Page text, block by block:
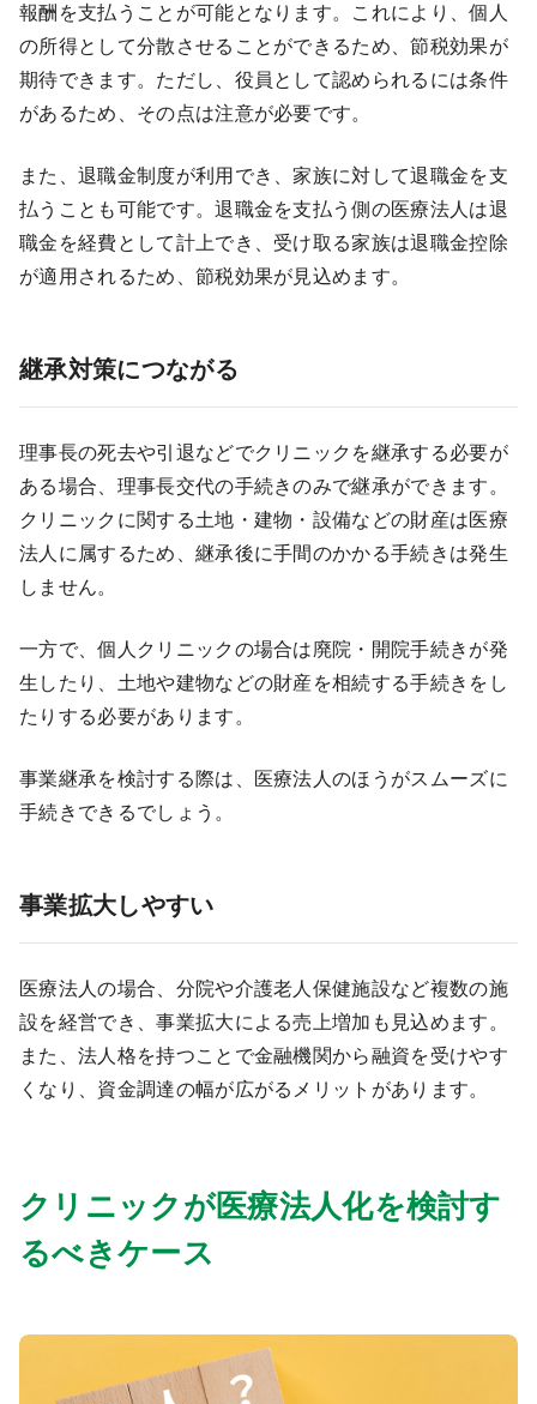
報酬を支払うことが可能となります。これにより、個人
の所得として分散させることができるため、節税効果が
期待できます。ただし、役員として認められるには条件
があるため、その点は注意が必要です。
また、退職金制度が利用でき、家族に対して退職金を支
払うことも可能です。退職金を支払う側の医療法人は退
職金を経費として計上でき、受け取る家族は退職金控除
が適用されるため、節税効果が見込めます。
継承対策につながる
理事長の死去や引退などでクリニックを継承する必要が
ある場合、理事長交代の手続きのみで継承ができます。
クリニックに関する土地・建物・設備などの財産は医療
法人に属するため、継承後に手間のかかる手続きは発生
しません。
一方で、個人クリニックの場合は廃院・開院手続きが発
生したり、土地や建物などの財産を相続する手続きをし
たりする必要があります。
事業継承を検討する際は、医療法人のほうがスムーズに
手続きできるでしょう。
事業拡大しやすい
医療法人の場合、分院や介護老人保健施設など複数の施
設を経営でき、事業拡大による売上増加も見込めます。
また、法人格を持つことで金融機関から融資を受けやす
くなり、資金調達の幅が広がるメリットがあります。
クリニックが医療法人化を検討す
るべきケース